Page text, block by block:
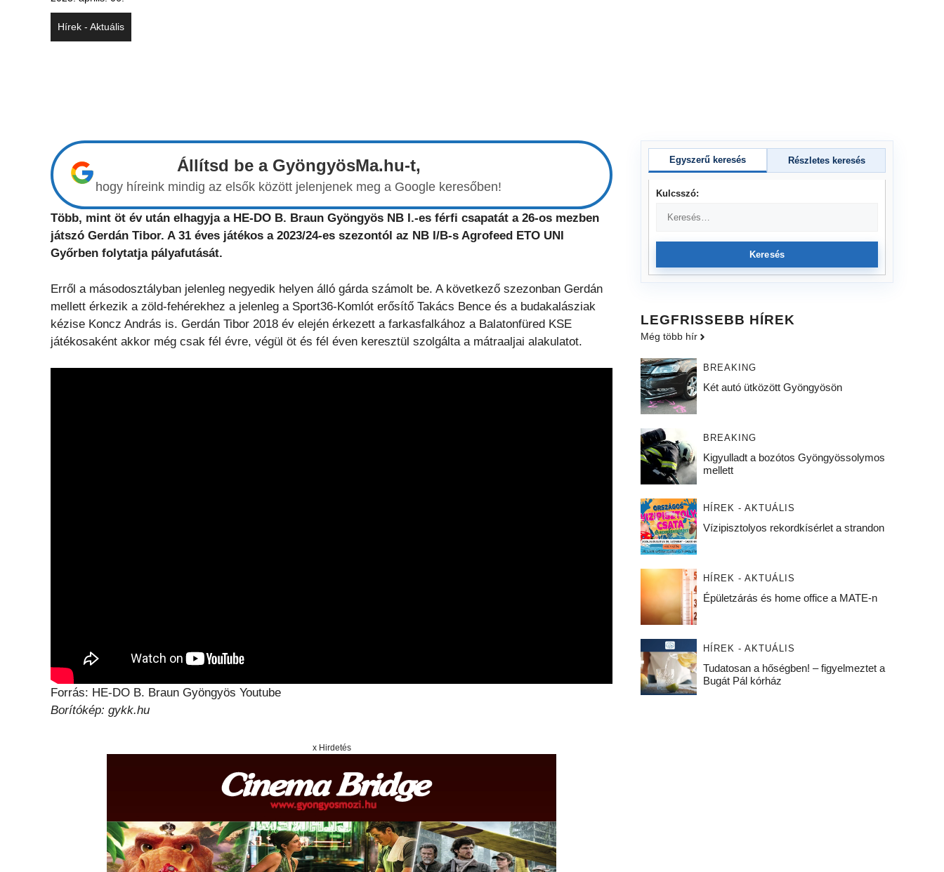
Hírek - Aktuális
Állítsd be a GyöngyösMa.hu-t,
hogy híreink mindig az elsők között jelenjenek meg a Google keresőben!
Több, mint öt év után elhagyja a HE-DO B. Braun Gyöngyös NB I.-es férfi csapatát a 26-os mezben
játszó Gerdán Tibor. A 31 éves játékos a 2023/24-es szezontól az NB I/B-s Agrofeed ETO UNI
Győrben folytatja pályafutását.
Erről a másodosztályban jelenleg negyedik helyen álló gárda számolt be. A következő szezonban Gerdán
mellett érkezik a zöld-fehérekhez a jelenleg a Sport36-Komlót erősítő Takács Bence és a budakalásziak
kézise Koncz András is. Gerdán Tibor 2018 év elején érkezett a farkasfalkához a Balatonfüred KSE
játékosaként akkor még csak fél évre, végül öt és fél éven keresztül szolgálta a mátraaljai alakulatot.
Forrás: HE-DO B. Braun Gyöngyös Youtube
Borítókép: gykk.hu
x Hirdetés
Egyszerű keresés Részletes keresés
Kulcsszó:
Keresés
LEGFRISSEBB HÍREK
Még több hír
BREAKING
Két autó ütközött Gyöngyösön
BREAKING
Kigyulladt a bozótos Gyöngyössolymos
mellett
HÍREK - AKTUÁLIS
Vízipisztolyos rekordkísérlet a strandon
HÍREK - AKTUÁLIS
Épületzárás és home office a MATE-n
HÍREK - AKTUÁLIS
Tudatosan a hőségben! – figyelmeztet a
Bugát Pál kórház